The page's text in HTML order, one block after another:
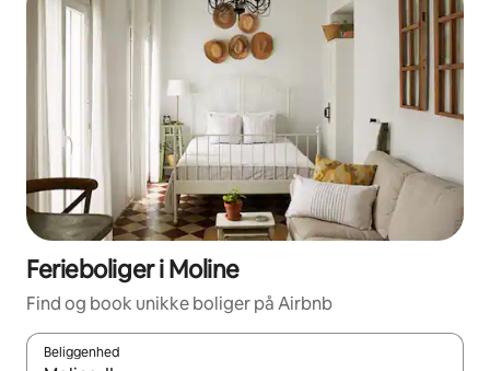
Ferieboliger i Moline
Find og book unikke boliger på Airbnb
Beliggenhed